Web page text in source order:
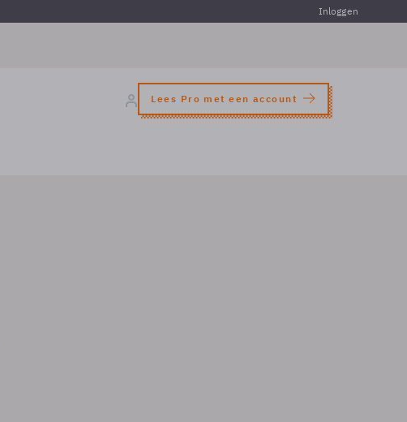
Inloggen
Lees Pro met een account